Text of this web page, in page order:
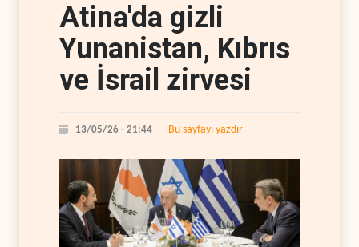
Atina'da gizli
Yunanistan, Kıbrıs
ve İsrail zirvesi
13/05/26 - 21:44 Bu sayfayı yazdır